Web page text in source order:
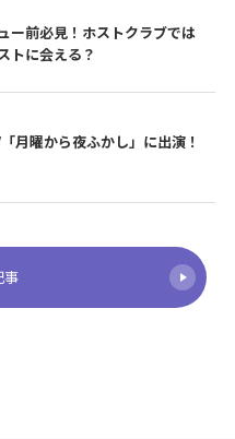
ー前必見！ホストクラブでは
トに会える？
月曜から夜ふかし」に出演！
事